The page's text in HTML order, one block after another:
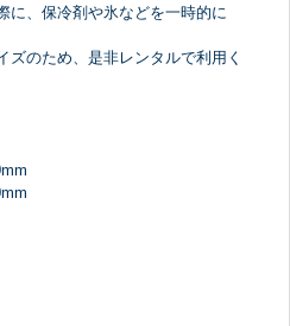
に、保冷剤や氷などを一時的に
ズのため、是非レンタルで利用く